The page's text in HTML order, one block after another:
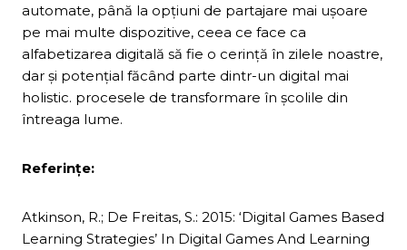
automate, până la opțiuni de partajare mai ușoare
pe mai multe dispozitive, ceea ce face ca
alfabetizarea digitală să fie o cerință în zilele noastre,
dar și potențial făcând parte dintr-un digital mai
holistic. procesele de transformare în școlile din
întreaga lume.
Referințe:
Atkinson, R.; De Freitas, S.: 2015: ‘Digital Games Based
Learning Strategies’ In Digital Games And Learning